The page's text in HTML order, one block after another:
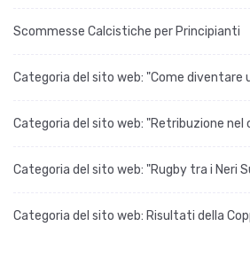
Scommesse Calcistiche per Principianti
Categoria del sito web: "Come diventare
Categoria del sito web: "Retribuzione nel
Categoria del sito web: "Rugby tra i Neri
Categoria del sito web: Risultati della